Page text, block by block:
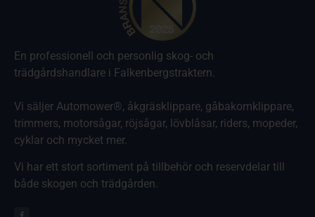
En professionell och personlig skog- och
trädgårdshandlare i Falkenbergstraktern.
Vi säljer Automower®, åkgräsklippare, gåbakomklippare,
trimmers, motorsågar, röjsågar, lövblåsar, riders, mopeder,
cyklar och mycket mer.
Vi har ett stort sortiment på tillbehör och reservdelar till
både skogen och trädgården.